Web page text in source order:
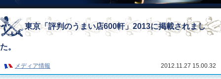
東京「評判のうまい店600軒」2013に掲載されまし
た。
メディア情報 2012.11.27 15.00.32